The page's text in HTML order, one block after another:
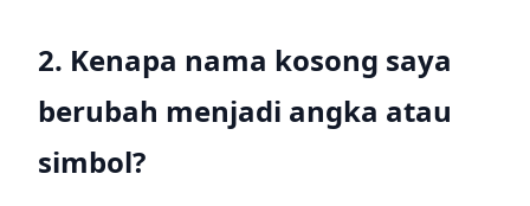
2. Kenapa nama kosong saya
berubah menjadi angka atau
simbol?